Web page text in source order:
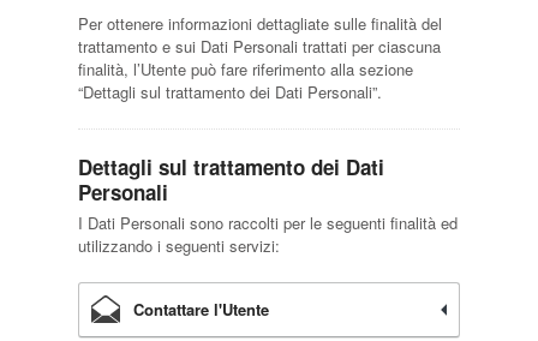
Per ottenere informazioni dettagliate sulle finalità del
trattamento e sui Dati Personali trattati per ciascuna
finalità, l’Utente può fare riferimento alla sezione
“Dettagli sul trattamento dei Dati Personali”.
Dettagli sul trattamento dei Dati
Personali
I Dati Personali sono raccolti per le seguenti finalità ed
utilizzando i seguenti servizi:
Contattare l'Utente